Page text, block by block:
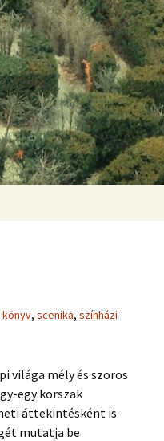
könyv, scenika, színházi
világa mély és szoros
egy korszak
áttekintésként is
mutatja be